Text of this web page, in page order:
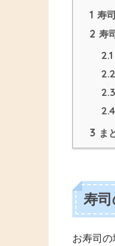
1 寿
2 寿
2.1
2.2
2.3
2.4
3 ま
寿
お寿司